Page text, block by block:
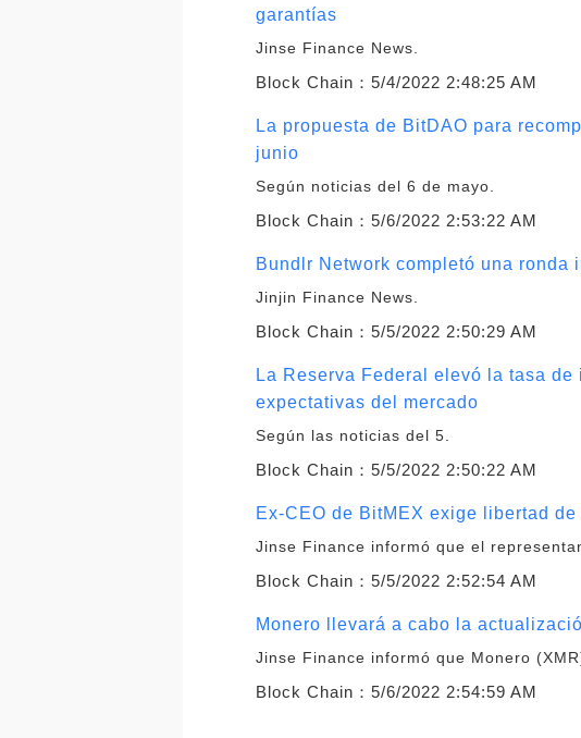
garantías
Jinse Finance News.
Block Chain：5/4/2022 2:48:25 AM
La propuesta de BitDAO para
junio
Según noticias del 6 de mayo.
Block Chain：5/6/2022 2:53:22 AM
Bundlr Network completó una
Jinjin Finance News.
Block Chain：5/5/2022 2:50:29 AM
La Reserva Federal elevó la tasa
expectativas del mercado
Según las noticias del 5.
Block Chain：5/5/2022 2:50:22 AM
Ex-CEO de BitMEX exige libertad
Jinse Finance informó que el
Block Chain：5/5/2022 2:52:54 AM
Monero llevará a cabo la
Jinse Finance informó que Monero
Block Chain：5/6/2022 2:54:59 AM